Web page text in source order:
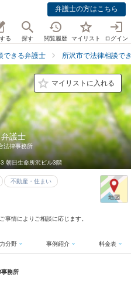
弁護士の方はこちら
る 探す 閲覧履歴 マイリスト ログイン
できる弁護士 所沢市で法律相談で
マイリストに入れる
弁護士
法律事務所
朝日生命所沢ビル3階
不動産・住まい
事情によりご相談に応じます。
分野 事例紹介 料金表
務所